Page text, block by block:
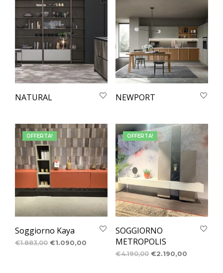
NATURAL NEWPORT
OFFERTA!
Soggiorno Kaya
€1.883,00 €1.090,00
OFFERTA!
SOGGIORNO
METROPOLIS
€4.190,00 €2.190,00